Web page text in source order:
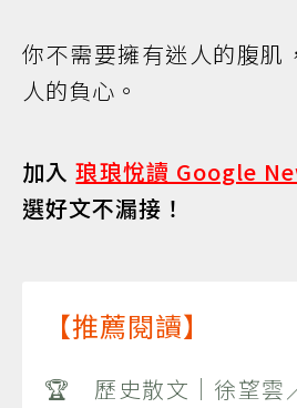
你不需要擁有迷人的腹肌
人的負心。
加入琅琅悅讀 Google
選好文不漏接！
【推薦閱讀】
🏆 歷史散文｜徐望雲